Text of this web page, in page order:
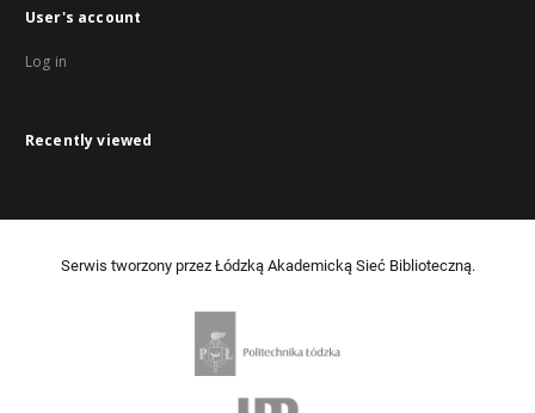
User's account
Log in
Recently viewed
Serwis tworzony przez Łódzką Akademicką Sieć Biblioteczną.